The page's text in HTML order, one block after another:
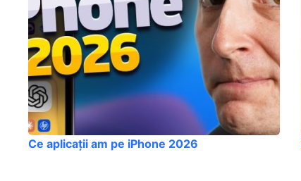
Ce aplicații am pe iPhone 2026